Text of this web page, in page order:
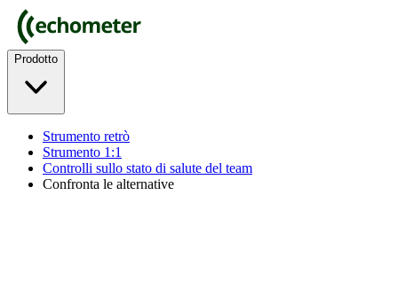
Prodotto
Strumento retrò
Strumento 1:1
Controlli sullo stato di salute del team
Confronta le alternative